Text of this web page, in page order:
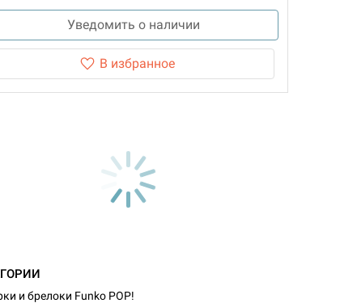
Уведомить о наличии
В избранное
и брелоки Funko POP!